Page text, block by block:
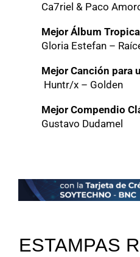
Ca7riel & Paco
Mejor Álbum
Gloria Estefan –
Mejor Canción para
Huntr/x – Golden
Mejor Compendio
Gustavo Dudamel
ESTAMPAS